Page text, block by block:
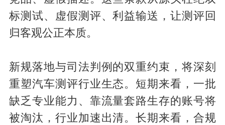
标测试、虚假测评、利益输送，让测评回
归客观公正本质。
新规落地与司法判例的双重约束，将深刻
重塑汽车测评行业生态。短期来看，一批
缺乏专业能力、靠流量套路生存的账号将
被淘汰，行业加速出清。长期来看，合规